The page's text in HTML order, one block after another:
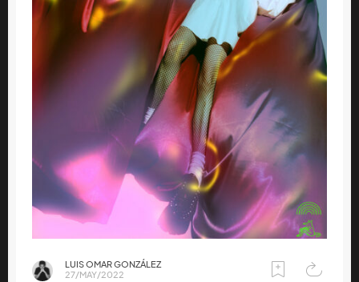
LUIS OMAR GONZÁLEZ
27/MAY/2022